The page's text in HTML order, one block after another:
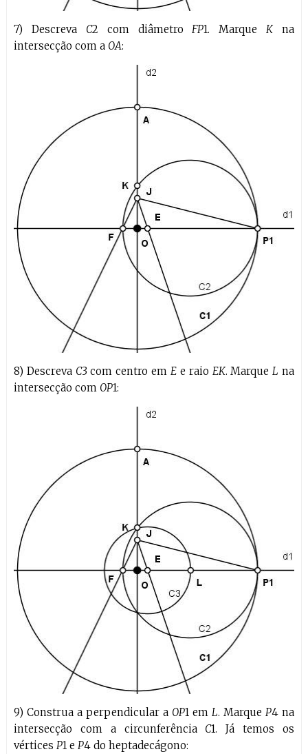
7) Descreva C2 com diâmetroFP1. MarqueK na
intersecção com a OA:
8) Descreva C3 com centro emE e raio EK. MarqueL na
intersecção com OP1:
9) Construa a perpendicular a OP1 emL. MarqueP4 na
intersecção com a circunferência C1. Já temos os
vértices P1 e P4 do heptadecágono: